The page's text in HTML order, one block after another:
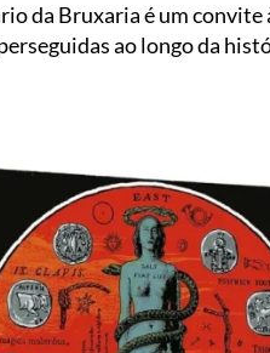
da Bruxaria é um
ao longo da